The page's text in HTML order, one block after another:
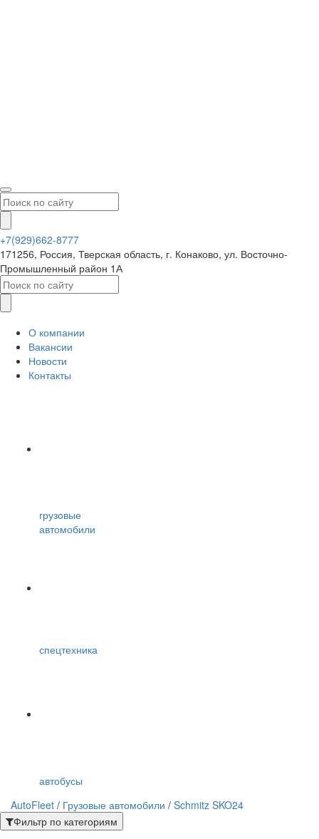
+7(929)662-8777
171256, Россия, Тверская область, г. Конаково, ул. Восточно-
Промышленный район 1А
О компании
Вакансии
Новости
Контакты
грузовые
автомобили
спецтехника
автобусы
AutoFleet / Грузовые автомобили / Schmitz SKO24
Фильтр по категориям